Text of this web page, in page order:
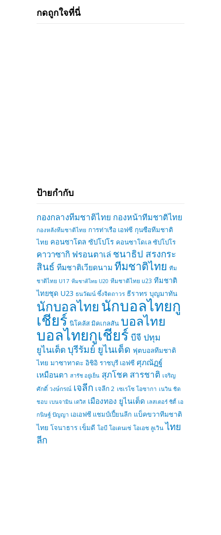
กดถูกใจที่นี่
ป้ายกำกับ
กองกลางทีมชาติไทย กองหน้าทีมชาติไทย
กองหลังทีมชาติไทย การท่าเรือ เอฟซี กุนซือทีมชาติ
ไทย คอนซาโดล ซัปโปโร คอนซาโดเล ซัปโปโร
คาวาซากิ ฟรอนตาเล่ ชนาธิป สรงกระ
สินธ์ ทีมชาติเวียดนาม ทีมชาติไทย ทีม
ชาติไทย U17 ทีมชาติไทย U20 ทีมชาติไทย u23 ทีมชาติ
ไทยชุด U23 ธนวัฒน์ ซึ้งจิตถาวร ธีราทร บุญมาทัน
นักบอลไทยนักบอลไทยกู
เชียร์ นิโคลัส มิคเกลสัน บอลไทย
บอลไทยกูเชียร์ บีจี ปทุม
ยูไนเต็ด บุรีรัมย์ ยูไนเต็ด ฟุตบอลทีมชาติ
ไทย มาซาทาดะ อิชิอิ ราชบุรี เอฟซี ศุภณัฏฐ์
เหมือนตา สารัช อยู่เย็น สุภโชค สารชาติ เจริญ
ศักดิ์ วงษ์กรณ์ เจลีก เจลีก 2 เซเรโซ โอซากา เนวิน ชิด
ชอบ เบนจามิน เดวิส เมืองทอง ยูไนเต็ด เลสเตอร์ ซิตี้ เอ
กนิษฐ์ ปัญญา เอเอฟซี แชมป์เปี้ยนลีก แบ็คขวาทีมชาติ
ไทย โจนาธาร เข็มดี โอบี โอเดนเซ่ โอเอช ลูเวิน ไทย
ลีก